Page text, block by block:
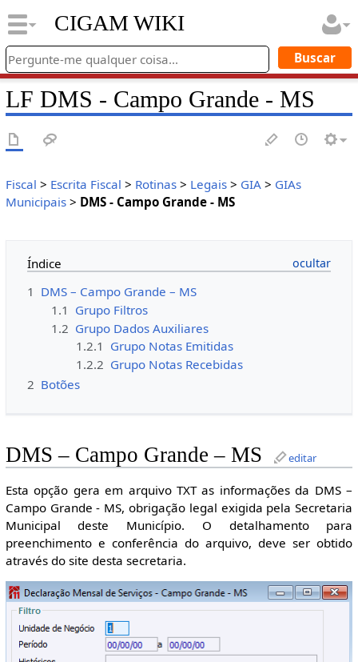
CIGAM WIKI
LF DMS - Campo Grande - MS
Fiscal > Escrita Fiscal > Rotinas> Legais> GIA> GIAs
Municipais> DMS - Campo Grande - MS
Índice
1 DMS – Campo Grande – MS
1.1 Grupo Filtros
1.2 Grupo Dados Auxiliares
1.2.1 Grupo Notas Emitidas
1.2.2 Grupo Notas Recebidas
2 Botões
DMS – Campo Grande – MS editar
Esta opção gera em arquivo TXT as informações da DMS –
Campo Grande - MS, obrigação legal exigida pela Secretaria
Municipal deste Município. O detalhamento para
preenchimento e conferência do arquivo, deve ser obtido
através do site desta secretaria.